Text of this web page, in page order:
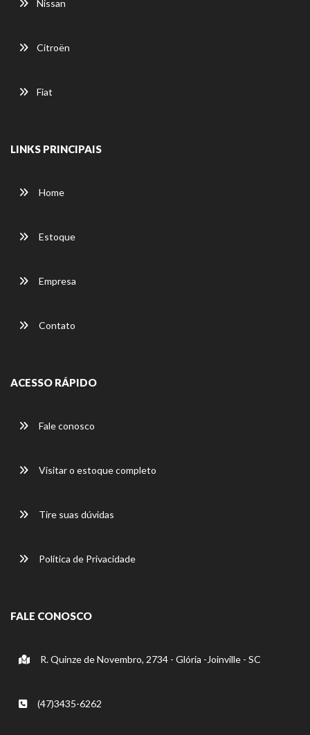
Nissan
Citroën
Fiat
LINKS PRINCIPAIS
Home
Estoque
Empresa
Contato
ACESSO RÁPIDO
Fale conosco
Visitar o estoque completo
Tire suas dúvidas
Política de Privacidade
FALE CONOSCO
R. Quinze de Novembro, 2734 - Glória -Joinville - SC
(47)3435-6262